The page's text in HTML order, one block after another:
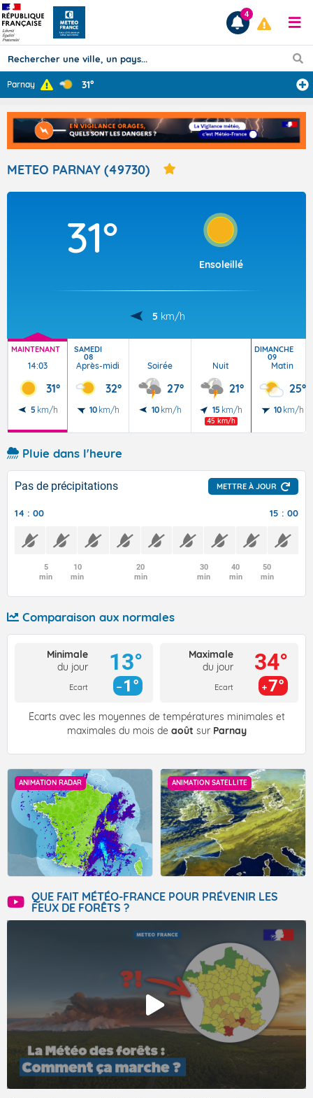
Prévisions
TOUS LES RÉSULTATS
Articles
4
Parnay 31°
METEO PARNAY (49730)
31°
Ensoleillé
5 km/h
MAINTENANT
14:03
31°
5 km/h
SAMEDI
08
Après-midi
32°
10 km/h
Soirée
27°
10 km/h
Nuit
21°
15 km/h
45 km/h
DIMANCHE
09
Matin
25°
10 km/h
Pluie dans l'heure
Pas de précipitations METTRE À JOUR
14 : 00 15 : 00
5
min
10
min
20
min
30
min
40
min
50
min
Comparaison aux normales
Minimale
du jour
Ecart
13°
1°
Maximale
du jour
Ecart
34°
7°
Écarts avec les moyennes de températures minimales et
maximales du mois de août sur Parnay
ANIMATION RADAR ANIMATION SATELLITE
QUE FAIT MÉTÉO-FRANCE POUR PRÉVENIR LES
FEUX DE FORÊTS ?